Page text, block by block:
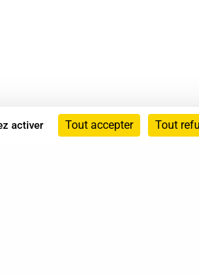
activer Tout accepter Tout